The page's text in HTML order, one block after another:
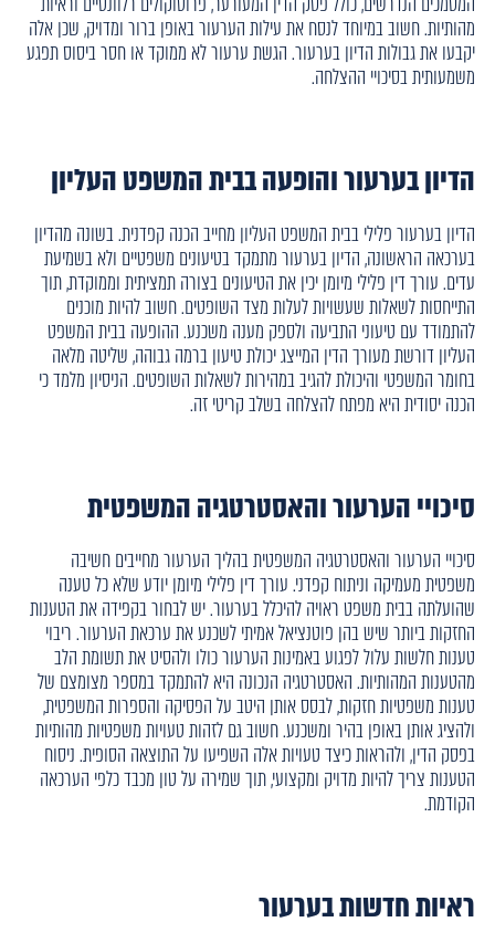
מהותיות. חשוב במיוחד לנסח את עילות הערעור באופן ברור ומדויק, שכן אלה
יקבעו את גבולות הדיון בערעור. הגשת ערעור לא ממוקד או חסר ביסוס תפגע
משמעותית בסיכויי ההצלחה.
הדיון בערעור והופעה בבית המשפט העליון
הדיון בערעור פלילי בבית המשפט העליון מחייב הכנה קפדנית. בשונה מהדיון
בערכאה הראשונה, הדיון בערעור מתמקד בטיעונים משפטיים ולא בשמיעת
עדים. עורך דין פלילי מיומן יכין את הטיעונים בצורה תמציתית וממוקדת, תוך
התייחסות לשאלות שעשויות לעלות מצד השופטים. חשוב להיות מוכנים
להתמודד עם טיעוני התביעה ולספק מענה משכנע. ההופעה בבית המשפט
העליון דורשת מעורך הדין המייצג יכולת טיעון ברמה גבוהה, שליטה מלאה
בחומר המשפטי והיכולת להגיב במהירות לשאלות השופטים. הניסיון מלמד כי
הכנה יסודית היא מפתח להצלחה בשלב קריטי זה.
סיכויי הערעור והאסטרטגיה המשפטית
סיכויי הערעור והאסטרטגיה המשפטית בהליך הערעור מחייבים חשיבה
משפטית מעמיקה וניתוח קפדני. עורך דין פלילי מיומן יודע שלא כל טענה
שהועלתה בבית משפט ראויה להיכלל בערעור. יש לבחור בקפידה את הטענות
החזקות ביותר שיש בהן פוטנציאל אמיתי לשכנע את ערכאת הערעור. ריבוי
טענות חלשות עלול לפגוע באמינות הערעור כולו ולהסיט את תשומת הלב
מהטענות המהותיות. האסטרטגיה הנכונה היא להתמקד במספר מצומצם של
טענות משפטיות חזקות, לבסס אותן היטב על הפסיקה והספרות המשפטית,
ולהציג אותן באופן בהיר ומשכנע. חשוב גם לזהות טעויות משפטיות מהותיות
בפסק הדין, ולהראות כיצד טעויות אלה השפיעו על התוצאה הסופית. ניסוח
הטענות צריך להיות מדויק ומקצועי, תוך שמירה על טון מכבד כלפי הערכאה
הקודמת.
ראיות חדשות בערעור